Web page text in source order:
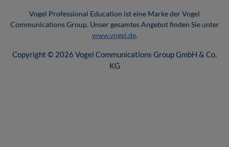
Vogel Professional Education ist eine Marke der Vogel
Communications Group. Unser gesamtes Angebot finden Sie unter
www.vogel.de.
Copyright © 2026 Vogel Communications Group GmbH & Co.
KG